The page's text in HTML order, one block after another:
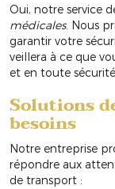
Oui, notre service
médicales. Nous
garantir votre
veillera à ce que
et en toute sécurité.
Solutions
besoins
Notre entreprise
répondre aux
de transport :